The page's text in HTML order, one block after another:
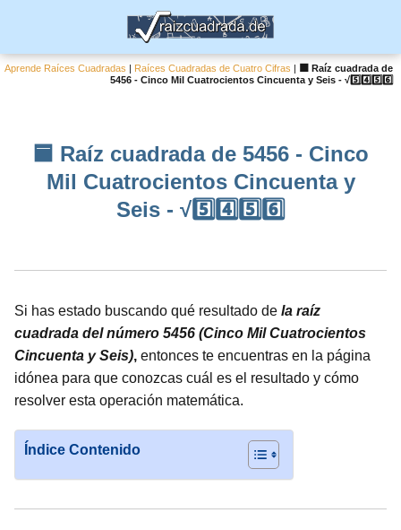
Aprende Raíces Cuadradas | Raíces Cuadradas de Cuatro Cifras |
🟦 Raíz cuadrada de
5456 - Cinco Mil Cuatrocientos Cincuenta y Seis - √5️⃣4️⃣5️⃣6️⃣
🟦 Raíz cuadrada de 5456 - Cinco
Mil Cuatrocientos Cincuenta y
Seis - √5️⃣4️⃣5️⃣6️⃣
Si has estado buscando qué resultado de la raíz
cuadrada del número 5456 (Cinco Mil Cuatrocientos
Cincuenta y Seis), entonces te encuentras en la página
idónea para que conozcas cuál es el resultado y cómo
resolver esta operación matemática.
Índice Contenido